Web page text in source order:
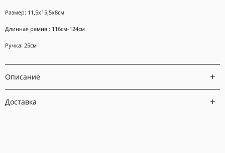
Размер: 11,5х15,5х8см
Длинная ремня : 116см-124см
Ручка: 25см
Описание
Доставка